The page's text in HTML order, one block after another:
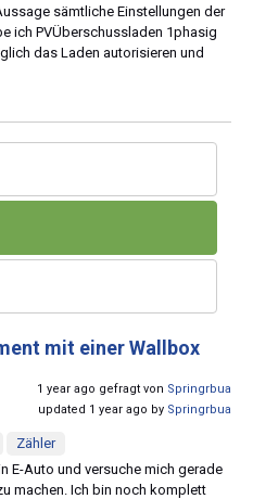
sämtliche Einstellungen der
ich PVÜberschussladen 1phasig
das Laden autorisieren und
mit einer Wallbox
1 year ago gefragt von Springrbua
updated 1 year ago by Springrbua
Zähler
E-Auto und versuche mich gerade
machen. Ich bin noch komplett